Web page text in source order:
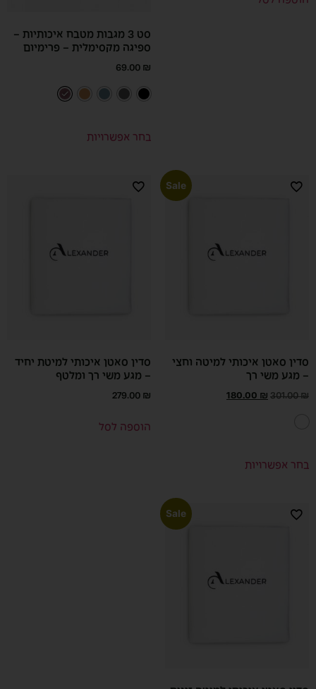
סט 3 מגבות מטבח איכותיות –
ספיגה מקסימלית – פרימיום
69.00 ₪
בחר אפשרויות
Sale
סדין סאטן איכותי למיטה וחצי
– מגע משי רך
301.00₪
180.00 ₪
בחר אפשרויות
סדין סאטן איכותי למיטת יחיד
– מגע משי רך ומלטף
279.00 ₪
הוספה לסל
Sale